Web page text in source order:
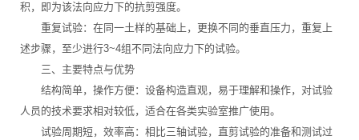
积，即为该法向应力下的抗剪强度。
重复试验：在同一土样的基础上，更换不同的垂直压力，重复上
述步骤，至少进行3~4组不同法向应力下的试验。
三、主要特点与优势
结构简单，操作方便：设备构造直观，易于理解和操作，对试验
人员的技术要求相对较低，适合在各类实验室推广使用。
试验周期短，效率高：相比三轴试验，直剪试验的准备和测试过